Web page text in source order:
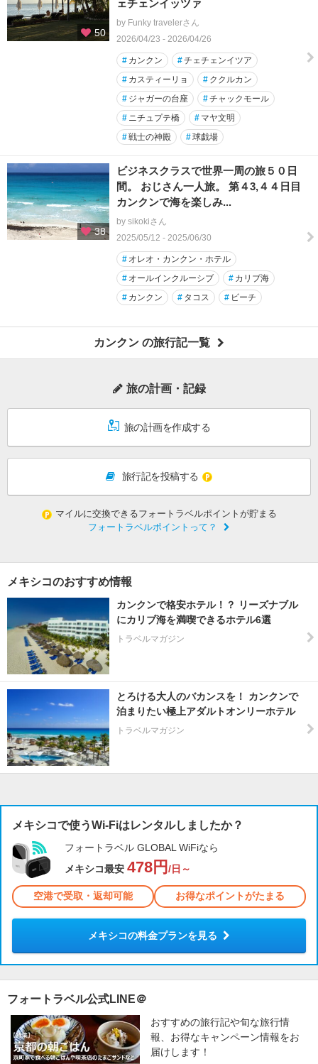
50
ェチェンイッツァ
by Funky travelerさん
2026/04/23 - 2026/04/26
# カンクン #チェチェンイツア
# カスティーリョ # ククルカン
# ジャガーの台座 #チャックモール
# ニチュプテ橋 # マヤ文明
#戦士の神殿 #球戯場
38
ビジネスクラスで世界一周の旅５０日
間。 おじさん一人旅。 第４3,４４日目
カンクンで海を楽しみ...
by sikokiさん
2025/05/12 - 2025/06/30
# オレオ・カンクン・ホテル
# オールインクルーシブ # カリブ海
# カンクン # タコス # ビーチ
カンクン の旅行記一覧
旅の計画・記録
旅の計画を作成する
旅行記を投稿する
マイルに交換できるフォートラベルポイントが貯まる
フォートラベルポイントって？
メキシコのおすすめ情報
カンクンで格安ホテル！？ リーズナブル
にカリブ海を満喫できるホテル6選
トラベルマガジン
とろける大人のバカンスを！ カンクンで
泊まりたい極上アダルトオンリーホテル
トラベルマガジン
メキシコで使うWi-Fiはレンタルしましたか？
フォートラベル GLOBAL WiFiなら
メキシコ最安 478円 /日～
空港で受取・返却可能 お得なポイントがたまる
メキシコの料金プランを見る
フォートラベル公式LINE＠
おすすめの旅行記や旬な旅行情
報、お得なキャンペーン情報をお
届けします！